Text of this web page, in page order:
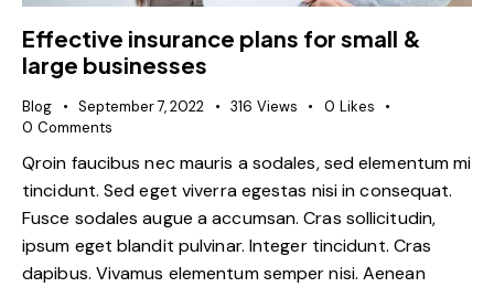
Effective insurance plans for small &
large businesses
Blog September 7, 2022 316 Views 0 Likes
0 Comments
Qroin faucibus nec mauris a sodales, sed elementum mi
tincidunt. Sed eget viverra egestas nisi in consequat.
Fusce sodales augue a accumsan. Cras sollicitudin,
ipsum eget blandit pulvinar. Integer tincidunt. Cras
dapibus. Vivamus elementum semper nisi. Aenean